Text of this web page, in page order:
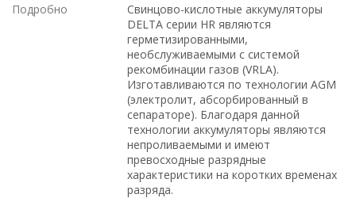
Подробно
Свинцово-кислотные аккумуляторы
DELTA серии HR являются
герметизированными,
необслуживаемыми с системой
рекомбинации газов (VRLA).
Изготавливаются по технологии AGM
(электролит, абсорбированный в
сепараторе). Благодаря данной
технологии аккумуляторы являются
непроливаемыми и имеют
превосходные разрядные
характеристики на коротких временах
разряда.